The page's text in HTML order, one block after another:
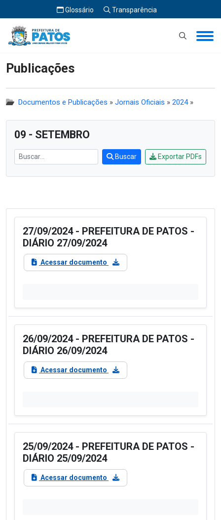
Glossário Transparência
Início Publicações
Publicações
Documentos e Publicações » Jornais Oficiais » 2024»
09 - SETEMBRO
Buscar Exportar PDFs
27/09/2024 - PREFEITURA DE PATOS -
DIÁRIO 27/09/2024
Acessar documento
26/09/2024 - PREFEITURA DE PATOS -
DIÁRIO 26/09/2024
Acessar documento
25/09/2024 - PREFEITURA DE PATOS -
DIÁRIO 25/09/2024
Acessar documento